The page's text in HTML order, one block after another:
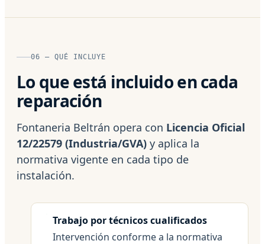
06 — QUÉ INCLUYE
Lo que está incluido en cada
reparación
Fontaneria Beltrán opera con Licencia Oficial
12/22579 (Industria/GVA) y aplica la
normativa vigente en cada tipo de
instalación.
Trabajo por técnicos cualificados
Intervención conforme a la normativa